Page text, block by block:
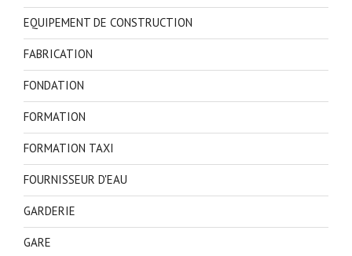
EQUIPEMENT DE CONSTRUCTION
FABRICATION
FONDATION
FORMATION
FORMATION TAXI
FOURNISSEUR D'EAU
GARDERIE
GARE